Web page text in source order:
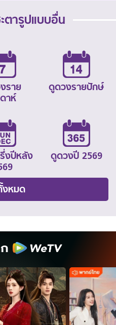
ตารูปแบบอื่น
ราย
าห์
ดูดวงรายปักษ์
งปีหลัง
ดูดวงปี 2569
งหมด